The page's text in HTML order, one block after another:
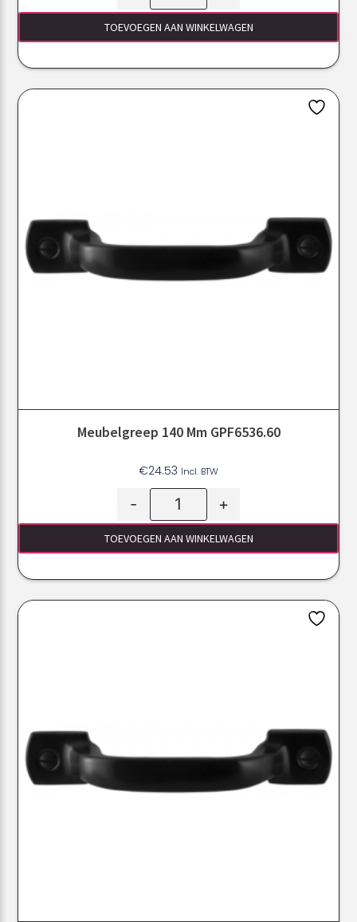
TOEVOEGEN AAN WINKELWAGEN
Meubelgreep 140 Mm GPF6536.60
€24.53 Incl. BTW
- +
TOEVOEGEN AAN WINKELWAGEN